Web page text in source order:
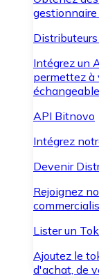
gestionnaire
Intégrez un
permettez à
API Bitnovo
Intégrez
Devenir
Rejoignez
Lister un
Ajoutez le
d'achat, de